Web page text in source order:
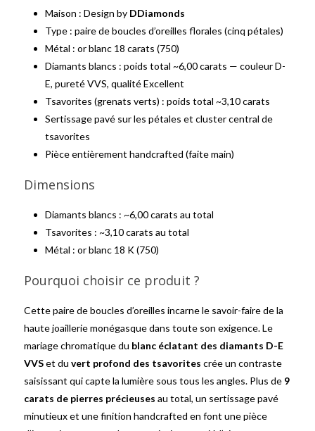
Maison : Design by DDiamonds
Type : paire de boucles d’oreilles florales (cinq pétales)
Métal : or blanc 18 carats (750)
Diamants blancs : poids total ~6,00 carats — couleur D-
E, pureté VVS, qualité Excellent
Tsavorites (grenats verts) : poids total ~3,10 carats
Sertissage pavé sur les pétales et cluster central de
tsavorites
Pièce entièrement handcrafted (faite main)
Dimensions
Diamants blancs : ~6,00 carats au total
Tsavorites : ~3,10 carats au total
Métal : or blanc 18 K (750)
Pourquoi choisir ce produit ?
Cette paire de boucles d’oreilles incarne le savoir-faire de la
haute joaillerie monégasque dans toute son exigence. Le
mariage chromatique du blanc éclatant des diamants D-E
VVSet du vert profond des tsavorites crée un contraste
saisissant qui capte la lumière sous tous les angles. Plus de 9
carats de pierres précieuses au total, un sertissage pavé
minutieux et une finition handcrafted en font une pièce